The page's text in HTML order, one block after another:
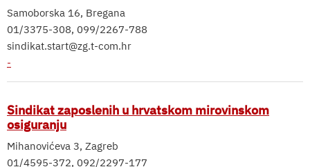
Samoborska 16, Bregana
01/3375-308, 099/2267-788
sindikat.start@zg.t-com.hr
-
Sindikat zaposlenih u hrvatskom mirovinskom
osiguranju
Mihanovićeva 3, Zagreb
01/4595-372, 092/2297-177